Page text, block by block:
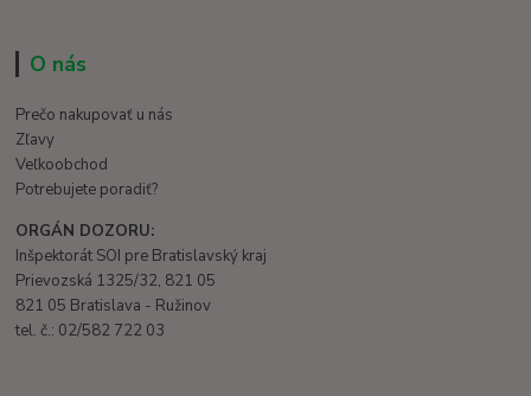
O nás
Prečo nakupovať u nás
Zľavy
Veľkoobchod
Potrebujete poradiť?
ORGÁN DOZORU:
Inšpektorát SOI pre Bratislavský kraj
Prievozská 1325/32, 821 05
821 05 Bratislava - Ružinov
tel. č.: 02/582 722 03